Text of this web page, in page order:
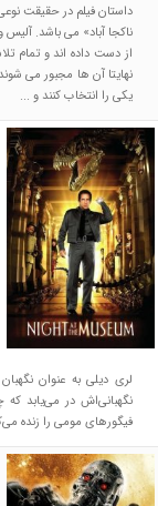
داستان فیلم در حقیقت
ناکجا آباد» می باشد. آلیس
از دست داده اند و تمام
نهایتا آن ها مجبور می
یکی را انتخاب کنند و ...
لری دیلی به عنوان
نگهبانی‌اش در می‌یابد
فیگورهای مومی را زنده